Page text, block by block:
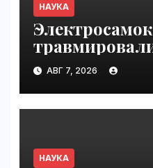
НАУКА
и внутренние
и
VseTime.ru
АВГ 7, 2026
НАУКА